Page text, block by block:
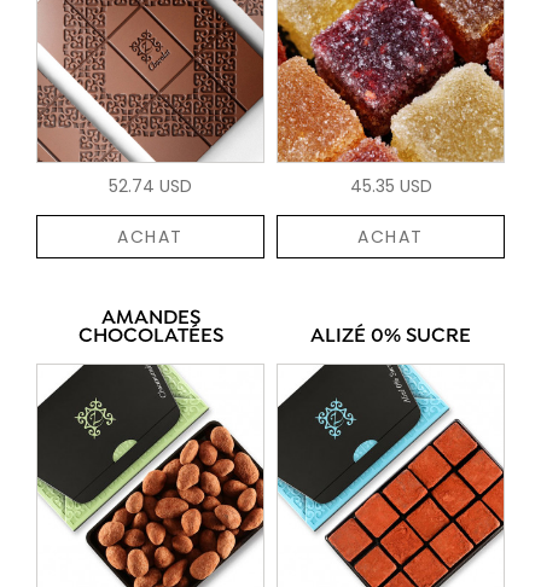
52.74 USD
ACHAT
45.35 USD
ACHAT
AMANDES
CHOCOLATÉES ALIZÉ 0% SUCRE